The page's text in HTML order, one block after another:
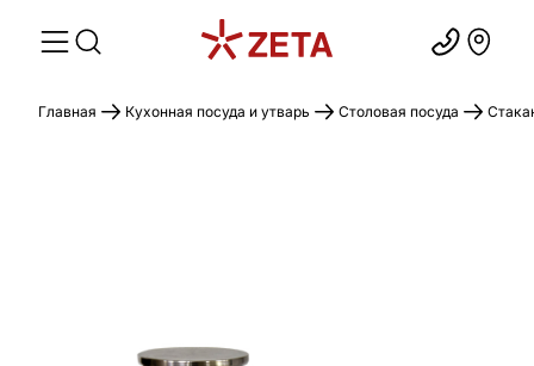
Главная Кухонная посуда и утварь Столовая посуда